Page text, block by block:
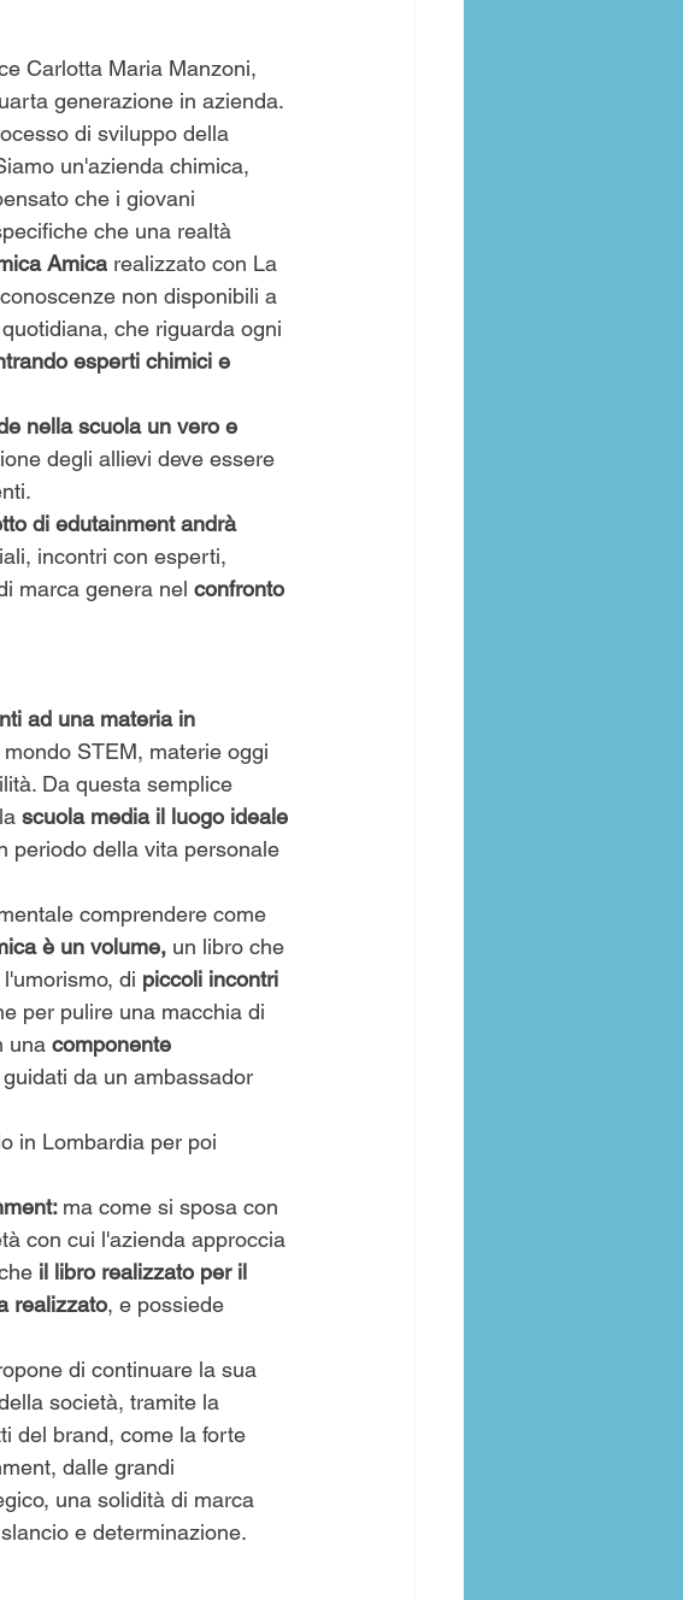
Carlotta Maria Manzoni,
generazione in azienda.
di sviluppo della
un'azienda chimica,
che i giovani
che una realtà
Amica realizzato con La
non disponibili a
che riguarda ogni
esperti chimici e
nella scuola un vero e
degli allievi deve essere
di edutainment andrà
incontri con esperti,
marca genera nel confronto
ad una materia in
STEM, materie oggi
Da questa semplice
scuola media il luogo ideale
periodo della vita personale
comprendere come
è un volume, un libro che
di piccoli incontri
per pulire una macchia di
una componente
da un ambassador
in Lombardia per poi
ma come si sposa con
con cui l'azienda approccia
il libro realizzato per il
realizzato, e possiede
di continuare la sua
società, tramite la
del brand, come la forte
dalle grandi
una solidità di marca
e determinazione.